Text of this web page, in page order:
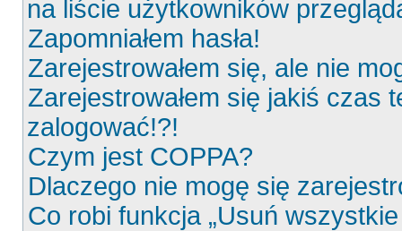
na liście użytkowników
Zapomniałem hasła!
Zarejestrowałem się, ale nie
Zarejestrowałem się jakiś czas
zalogować!?!
Czym jest COPPA?
Dlaczego nie mogę się
Co robi funkcja „Usuń